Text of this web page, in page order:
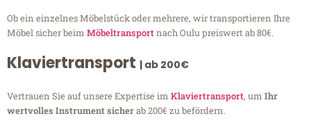
Ob ein einzelnes Möbelstück oder mehrere, wir transportieren Ihre
Möbel sicher beim Möbeltransportnach Oulu preiswert ab 80€.
Klaviertransport | ab 200€
Vertrauen Sie auf unsere Expertise im Klaviertransport, um Ihr
wertvolles Instrument sicherab 200€ zu befördern.